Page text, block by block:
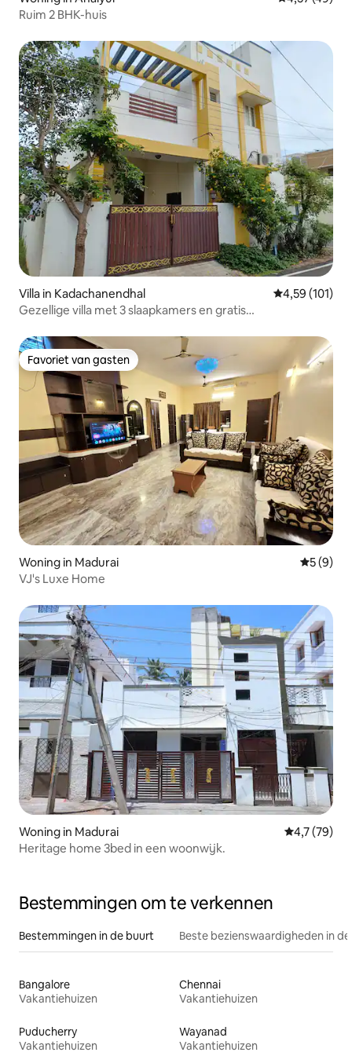
Ruim 2 BHK-huis
Villa in Kadachanendhal Gemiddelde
4,59 (101)
Gezellige villa met 3 slaapkamers en gratis
Favoriet van gasten
Favoriet van gasten
Woning in Madurai
5 (9)
VJ's Luxe Home
Woning in Madurai
4,7 (79)
Heritage home 3bed in een woonwijk.
Bestemmingen om te verkennen
Bestemmingen in de buurt Beste bezienswaardigheden in
Bangalore
Vakantiehuizen
Chennai
Vakantiehuizen
Puducherry
Vakantiehuizen
Wayanad
Vakantiehuizen